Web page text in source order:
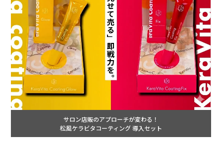
サロン店販のアプローチが変わる！
松風ケラビタコーティング 導入セット